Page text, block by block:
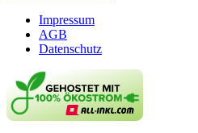
Impressum
AGB
Datenschutz